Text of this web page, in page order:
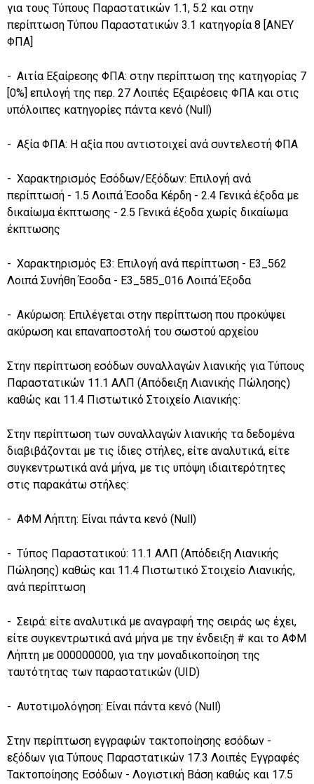
για τους Τύπους Παραστατικών 1.1, 5.2 και στην
περίπτωση Τύπου Παραστατικών 3.1 κατηγορία 8 [ΑΝΕΥ
ΦΠΑ]
- Αιτία Εξαίρεσης ΦΠΑ: στην περίπτωση της κατηγορίας 7
[0%] επιλογή της περ. 27 Λοιπές Εξαιρέσεις ΦΠΑ και στις
υπόλοιπες κατηγορίες πάντα κενό (Null)
- Αξία ΦΠΑ: Η αξία που αντιστοιχεί ανά συντελεστή ΦΠΑ
- Χαρακτηρισμός Εσόδων/Εξόδων: Επιλογή ανά
περίπτωσή - 1.5 Λοιπά Έσοδα Κέρδη - 2.4 Γενικά έξοδα με
δικαίωμα έκπτωσης - 2.5 Γενικά έξοδα χωρίς δικαίωμα
έκπτωσης
- Χαρακτηρισμός Ε3: Επιλογή ανά περίπτωση - Ε3_562
Λοιπά Συνήθη Έσοδα - Ε3_585_016 Λοιπά Έξοδα
- Ακύρωση: Επιλέγεται στην περίπτωση που προκύψει
ακύρωση και επαναποστολή του σωστού αρχείου
Στην περίπτωση εσόδων συναλλαγών λιανικής για Τύπους
Παραστατικών 11.1 ΑΛΠ (Απόδειξη Λιανικής Πώλησης)
καθώς και 11.4 Πιστωτικό Στοιχείο Λιανικής:
Στην περίπτωση των συναλλαγών λιανικής τα δεδομένα
διαβιβάζονται με τις ίδιες στήλες, είτε αναλυτικά, είτε
συγκεντρωτικά ανά μήνα, με τις υπόψη ιδιαιτερότητες
στις παρακάτω στήλες:
- ΑΦΜ Λήπτη: Είναι πάντα κενό (Null)
- Τύπος Παραστατικού: 11.1 ΑΛΠ (Απόδειξη Λιανικής
Πώλησης) καθώς και 11.4 Πιστωτικό Στοιχείο Λιανικής,
ανά περίπτωση
- Σειρά: είτε αναλυτικά με αναγραφή της σειράς ως έχει,
είτε συγκεντρωτικά ανά μήνα με την ένδειξη # και το ΑΦΜ
Λήπτη με 000000000, για την μοναδικοποίηση της
ταυτότητας των παραστατικών (UID)
- Αυτοτιμολόγηση: Είναι πάντα κενό (Null)
Στην περίπτωση εγγραφών τακτοποίησης εσόδων -
εξόδων για Τύπους Παραστατικών 17.3 Λοιπές Εγγραφές
Τακτοποίησης Εσόδων - Λογιστική Βάση καθώς και 17.5